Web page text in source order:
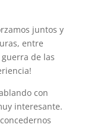
juntos y
entre
de las
con
interesante.